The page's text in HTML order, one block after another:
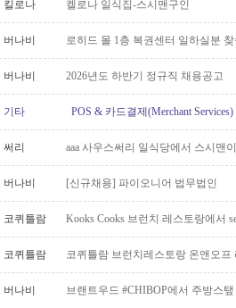
킬로나 켈로나 일식집-스시맨구인
버나비 로히드 몰 1층 복권센터 일하실분
버나비 2026년도 하반기 정규직 채용공고
기타 POS & 카드결제(Merchant
써리 aaa 사우스써리 일식당에서 스시맨
버나비 [신규채용] 파이오니어 법무법인
코퀴틀람 Kooks Cooks 브런치 레스토랑에서
코퀴틀람 코퀴틀람 브런치레스토랑 온앤오
버나비 브랜트우드 #CHIBOP에서 주방스